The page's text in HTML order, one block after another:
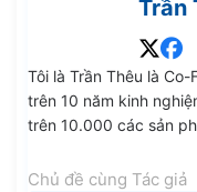
Trần
Tôi là Trần Thêu là Co-
trên 10 năm kinh
trên 10.000 các sản
mong rằng các kiến
của tôi sẽ giúp ích cho
Chủ đề cùng Tác giả